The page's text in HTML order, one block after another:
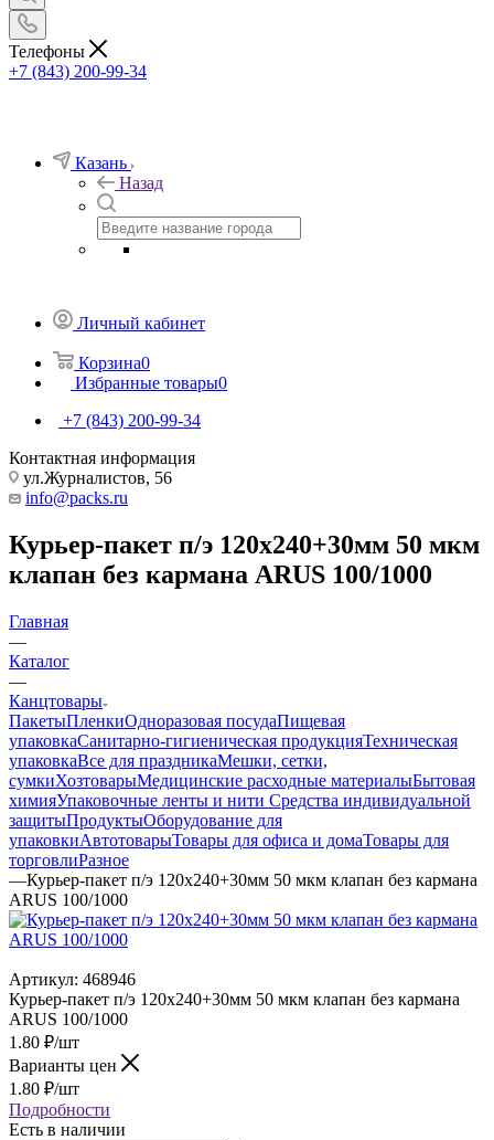
Телефоны
+7 (843) 200-99-34
Казань
Назад
Личный кабинет
Корзина0
Избранные товары0
+7 (843) 200-99-34
Контактная информация
ул.Журналистов, 56
info@packs.ru
Курьер-пакет п/э 120х240+30мм 50 мкм
клапан без кармана ARUS 100/1000
Главная
—
Каталог
—
Канцтовары
ПакетыПленкиОдноразовая посудаПищевая
упаковкаСанитарно-гигиеническая продукцияТехническая
упаковкаВсе для праздникаМешки, сетки,
сумкиХозтоварыМедицинские расходные материалыБытовая
химияУпаковочные ленты и нити Средства индивидуальной
защитыПродуктыОборудование для
упаковкиАвтотоварыТовары для офиса и домаТовары для
торговлиРазное
—Курьер-пакет п/э 120х240+30мм 50 мкм клапан без кармана
ARUS 100/1000
Артикул: 468946
Курьер-пакет п/э 120х240+30мм 50 мкм клапан без кармана
ARUS 100/1000
1.80 ₽/шт
Варианты цен
1.80 ₽/шт
Подробности
Есть в наличии